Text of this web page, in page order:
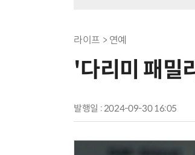
라이프 > 연예
'다리미 패밀
발행일 : 2024-09-30 16:05